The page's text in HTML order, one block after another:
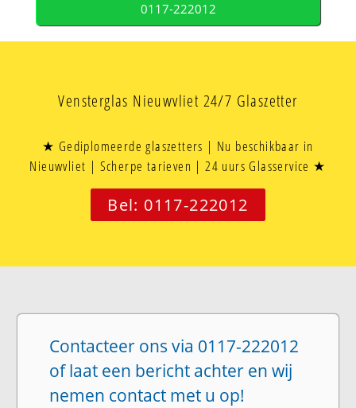
0117-222012
Vensterglas Nieuwvliet 24/7 Glaszetter
★ Gediplomeerde glaszetters | Nu beschikbaar in
Nieuwvliet | Scherpe tarieven | 24 uurs Glasservice ★
Bel: 0117-222012
Contacteer ons via 0117-222012
of laat een bericht achter en wij
nemen contact met u op!